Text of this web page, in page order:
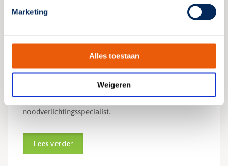
Marketing
Alles toestaan
Weigeren
Nieuwe driedaagse
noodverlichtingscursus
10 oktober 2024
Nu bij het Kenniscentrum Noodverlichting: De
driedaagse noodverlichtingscursus. Wordt een échte
noodverlichtingsspecialist.
Lees verder